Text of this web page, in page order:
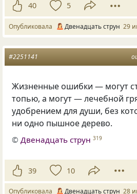
40 5
Опубликовала Двенадцать струн 29
#2251141
Жизненные ошибки — могут
топью, а могут — лечебной
удобрением для души, без
ни одно пышное дерево.
©Двенадцать струн 319
39 10
Опубликовала Двенадцать струн 28